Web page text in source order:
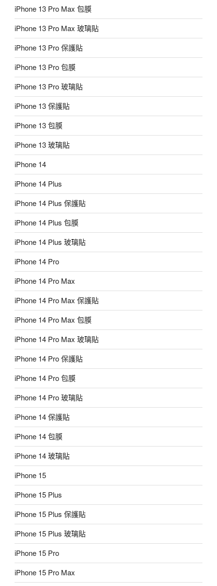
iPhone 13 Pro Max 包膜
iPhone 13 Pro Max 玻璃貼
iPhone 13 Pro 保護貼
iPhone 13 Pro 包膜
iPhone 13 Pro 玻璃貼
iPhone 13 保護貼
iPhone 13 包膜
iPhone 13 玻璃貼
iPhone 14
iPhone 14 Plus
iPhone 14 Plus 保護貼
iPhone 14 Plus 包膜
iPhone 14 Plus 玻璃貼
iPhone 14 Pro
iPhone 14 Pro Max
iPhone 14 Pro Max 保護貼
iPhone 14 Pro Max 包膜
iPhone 14 Pro Max 玻璃貼
iPhone 14 Pro 保護貼
iPhone 14 Pro 包膜
iPhone 14 Pro 玻璃貼
iPhone 14 保護貼
iPhone 14 包膜
iPhone 14 玻璃貼
iPhone 15
iPhone 15 Plus
iPhone 15 Plus 保護貼
iPhone 15 Plus 玻璃貼
iPhone 15 Pro
iPhone 15 Pro Max